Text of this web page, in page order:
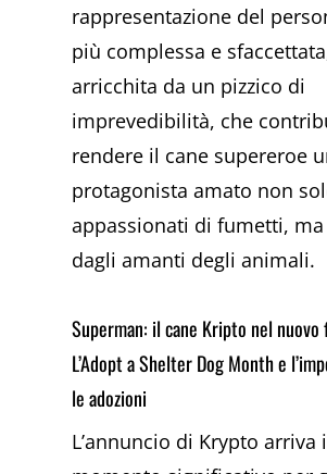
rappresentazione del
più complessa e
arricchita da un pizzico di
imprevedibilità, che
rendere il cane supereroe
protagonista amato non
appassionati di fumetti,
dagli amanti degli animali.
Superman: il cane Kripto nel nuovo
L’Adopt a Shelter Dog Month e
le adozioni
L’annuncio di Krypto arriva